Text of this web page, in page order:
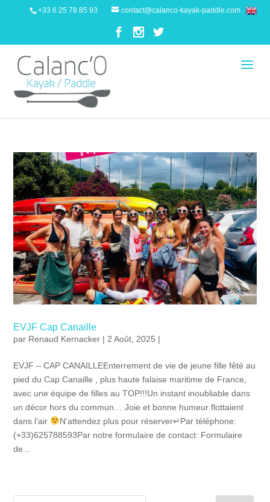
+33 6 25 78 85 93 contact@calanco-kayak-paddle.com
EVJF Cap Canaille
par Renaud Kernacker | 2 Août, 2025 |
EVJF – CAP CANAILLEEnterrement de vie de jeune fille fêté au
pied du Cap Canaille , plus haute falaise maritime de France,
avec une équipe de filles au TOP!!!Un instant inoubliable dans
un décor hors du commun… Joie et bonne humeur flottaient
dans l’air
N’attendez plus pour réserver↵Par téléphone:
(+33)625788593Par notre formulaire de contact: Formulaire
de...